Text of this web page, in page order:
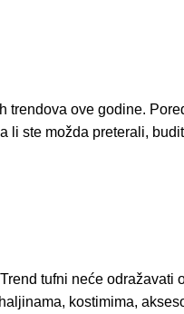
trendova ove godine.
li ste možda preterali,
tufni neće odražavati
kostimima,